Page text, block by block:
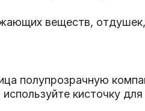
веществ,
полупрозрачную
кисточку